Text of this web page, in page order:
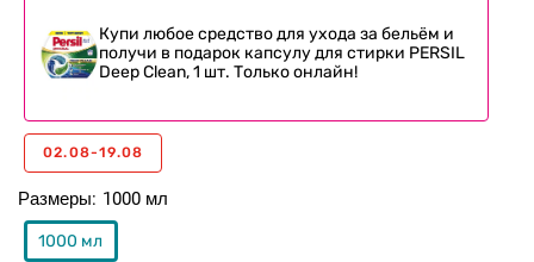
Размеры 1000 мл
1000 мл
Купи любое средство для ухода за бельём и
получи в подарок капсулу для стирки PERSIL
Deep Clean, 1 шт. Только онлайн!
02.08-19.08